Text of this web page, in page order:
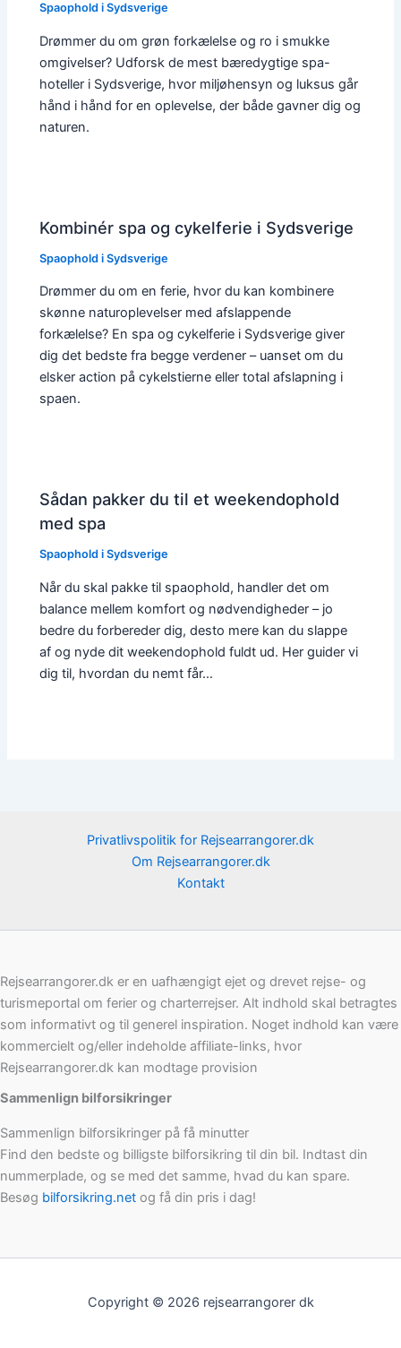
Spaophold i Sydsverige
Drømmer du om grøn forkælelse og ro i smukke
omgivelser? Udforsk de mest bæredygtige spa-
hoteller i Sydsverige, hvor miljøhensyn og luksus går
hånd i hånd for en oplevelse, der både gavner dig og
naturen.
Kombinér spa og cykelferie i Sydsverige
Spaophold i Sydsverige
Drømmer du om en ferie, hvor du kan kombinere
skønne naturoplevelser med afslappende
forkælelse? En spa og cykelferie i Sydsverige giver
dig det bedste fra begge verdener – uanset om du
elsker action på cykelstierne eller total afslapning i
spaen.
Sådan pakker du til et weekendophold
med spa
Spaophold i Sydsverige
Når du skal pakke til spaophold, handler det om
balance mellem komfort og nødvendigheder – jo
bedre du forbereder dig, desto mere kan du slappe
af og nyde dit weekendophold fuldt ud. Her guider vi
dig til, hvordan du nemt får…
Privatlivspolitik for Rejsearrangorer.dk
Om Rejsearrangorer.dk
Kontakt
Rejsearrangorer.dk er en uafhængigt ejet og drevet rejse- og
turismeportal om ferier og charterrejser. Alt indhold skal betragtes
som informativt og til generel inspiration. Noget indhold kan være
kommercielt og/eller indeholde affiliate-links, hvor
Rejsearrangorer.dk kan modtage provision
Sammenlign bilforsikringer
Sammenlign bilforsikringer på få minutter
Find den bedste og billigste bilforsikring til din bil. Indtast din
nummerplade, og se med det samme, hvad du kan spare.
Besøg bilforsikring.net og få din pris i dag!
Copyright © 2026 rejsearrangorer dk